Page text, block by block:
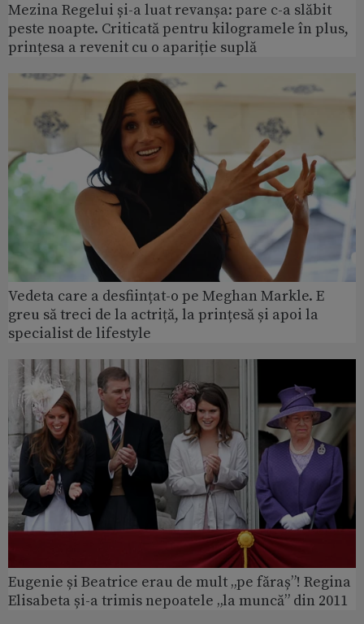
Mezina Regelui și-a luat revanșa: pare c-a slăbit
peste noapte. Criticată pentru kilogramele în plus,
prințesa a revenit cu o apariție suplă
Vedeta care a desființat-o pe Meghan Markle. E
greu să treci de la actriță, la prințesă și apoi la
specialist de lifestyle
Eugenie și Beatrice erau de mult „pe făraș”! Regina
Elisabeta și-a trimis nepoatele „la muncă” din 2011